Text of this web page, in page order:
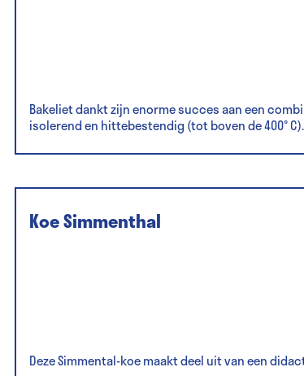
Bakeliet dankt zijn enorme succes aan een
isolerend en hittebestendig (tot boven de 400° C).
Koe Simmenthal
Deze Simmental-koe maakt deel uit van een